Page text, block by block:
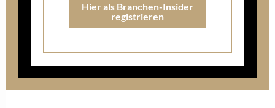
Hier als Branchen-Insider
registrieren